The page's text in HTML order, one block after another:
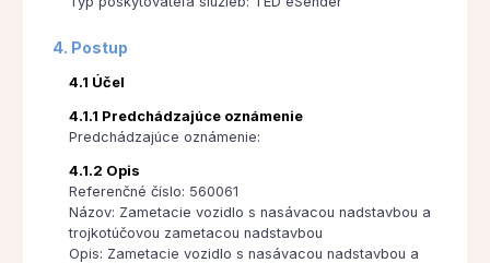
4. Postup
4.1 Účel
4.1.1 Predchádzajúce oznámenie
Predchádzajúce oznámenie:
4.1.2 Opis
Referenčné číslo: 560061
Názov: Zametacie vozidlo s nasávacou nadstavbou a
trojkotúčovou zametacou nadstavbou
Opis: Zametacie vozidlo s nasávacou nadstavbou a